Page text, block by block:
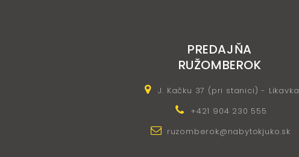
PREDAJŇA
RUŽOMBEROK
J. Kačku 37 (pri stanici) - Likavka
+421 904 230 555
ruzomberok@nabytokjuko.sk